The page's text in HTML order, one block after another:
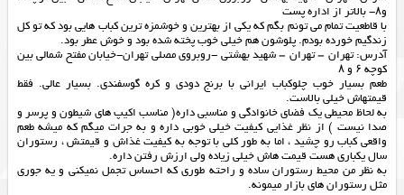
و۸- بالاتر از اداره پست
با قاطعیت تمام می تونم بگم که یکی از بهترین و خوشمزه ترین کباب هایی بود که تو کل
زندگیم خورده بودم. پلوشون هم خیلی خوب پخته شده بود و خوش عطر بود.
آدرس: تهران – تهران – شهید بهشتی -روبروی مصلی تهران-خیابان مفتح شمالی بین
کوچه ۶ و ۸
طعم بسیار خوب چلوکباب ایرانی با برنج دودی و کره گوسفندی. بسیار عالی. فقط
قیمتهاش خیلی بالاست.
به لحاظ محیطی یک فضای خانوادگی و مناسبی داره( مناسب اکیپ های شیطون و پرسر و
صدا نیست ) از نظر غذایی کیفیت خیلی خوبی داره و به جرات میگم که میشه طعم
واقعی کباب رو چشید ، اما به طور کلی با توجه به کیفیت غذاش و قیمتش ، رستوران
سال یکباری هست قیمت هاش خیلی زیاده ولی ارزش رفتن داره.
به نظر من محیط رستوران ساده و راحته طوری که احساس تجمل نمیکنی و یه جوری
مثل رستوران های بازار میمونه.